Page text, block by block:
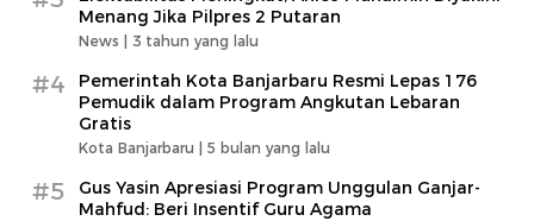
Menang Jika Pilpres 2 Putaran
News | 3 tahun yang lalu
#4
Pemerintah Kota Banjarbaru Resmi Lepas 176
Pemudik dalam Program Angkutan Lebaran
Gratis
Kota Banjarbaru | 5 bulan yang lalu
#5
Gus Yasin Apresiasi Program Unggulan Ganjar-
Mahfud: Beri Insentif Guru Agama